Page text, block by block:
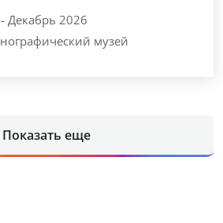
Декабрь 2026
музей
Показать еще